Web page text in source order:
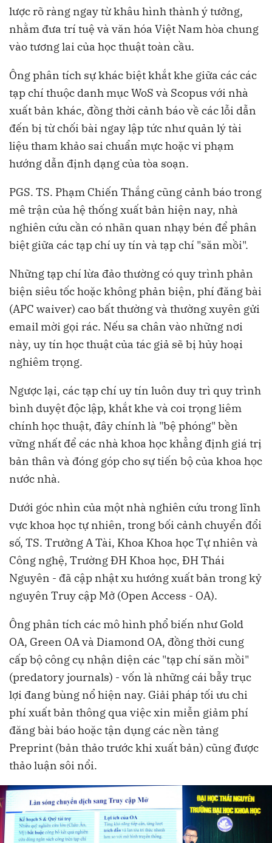
lược rõ ràng ngay từ khâu hình thành ý tưởng,
nhằm đưa trí tuệ và văn hóa Việt Nam hòa chung
vào tương lai của học thuật toàn cầu.
Ông phân tích sự khác biệt khắt khe giữa các các
tạp chí thuộc danh mục WoS và Scopus với nhà
xuất bản khác, đồng thời cảnh báo về các lỗi dẫn
đến bị từ chối bài ngay lập tức như quản lý tài
liệu tham khảo sai chuẩn mực hoặc vi phạm
hướng dẫn định dạng của tòa soạn.
PGS. TS. Phạm Chiến Thắng cũng cảnh báo trong
mê trận của hệ thống xuất bản hiện nay, nhà
nghiên cứu cần có nhãn quan nhạy bén để phân
biệt giữa các tạp chí uy tín và tạp chí "săn mồi".
Những tạp chí lừa đảo thường có quy trình phản
biện siêu tốc hoặc không phản biện, phí đăng bài
(APC waiver) cao bất thường và thường xuyên gửi
email mời gọi rác. Nếu sa chân vào những nơi
này, uy tín học thuật của tác giả sẽ bị hủy hoại
nghiêm trọng.
Ngược lại, các tạp chí uy tín luôn duy trì quy trình
bình duyệt độc lập, khắt khe và coi trọng liêm
chính học thuật, đây chính là "bệ phóng" bền
vững nhất để các nhà khoa học khẳng định giá trị
bản thân và đóng góp cho sự tiến bộ của khoa học
nước nhà.
Dưới góc nhìn của một nhà nghiên cứu trong lĩnh
vực khoa học tự nhiên, trong bối cảnh chuyển đổi
số, TS. Trưởng A Tài, Khoa Khoa học Tự nhiên và
Công nghệ, Trường ĐH Khoa học, ĐH Thái
Nguyên - đã cập nhật xu hướng xuất bản trong kỷ
nguyên Truy cập Mở (Open Access - OA).
Ông phân tích các mô hình phổ biến như Gold
OA, Green OA và Diamond OA, đồng thời cung
cấp bộ công cụ nhận diện các "tạp chí săn mồi"
(predatory journals) - vốn là những cái bẫy trục
lợi đang bùng nổ hiện nay. Giải pháp tối ưu chi
phí xuất bản thông qua việc xin miễn giảm phí
đăng bài báo hoặc tận dụng các nền tảng
Preprint (bản thảo trước khi xuất bản) cũng được
thảo luận sôi nổi.